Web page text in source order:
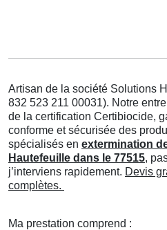
Artisan de la société Solutions
832 523 211 00031). Notre
de la certification Certibiocide,
conforme et sécurisée des
spécialisés en extermination
Hautefeuille dans le 77515,
j’interviens rapidement. Devis
complètes.
Ma prestation comprend :